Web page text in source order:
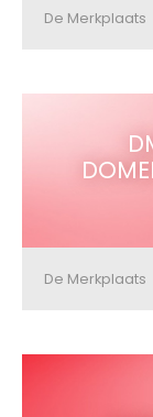
De Merkplaats
De Merkplaats